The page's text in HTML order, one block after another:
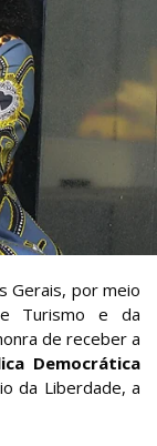
Gerais, por meio
Turismo e da
de receber a
Democrática
da Liberdade, a